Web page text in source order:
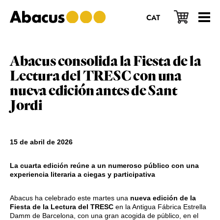
al
contenido
a
la
al
pie
CAT
Abacus consolida la Fiesta de la
Lectura del TRESC con una
nueva edición antes de Sant
Jordi
15 de abril de 2026
La cuarta edición reúne a un numeroso público con una
experiencia literaria a ciegas y participativa
Abacus ha celebrado este martes una nueva edición de la
Fiesta de la Lectura del TRESC en la Antigua Fábrica Estrella
Damm de Barcelona, con una gran acogida de público, en el